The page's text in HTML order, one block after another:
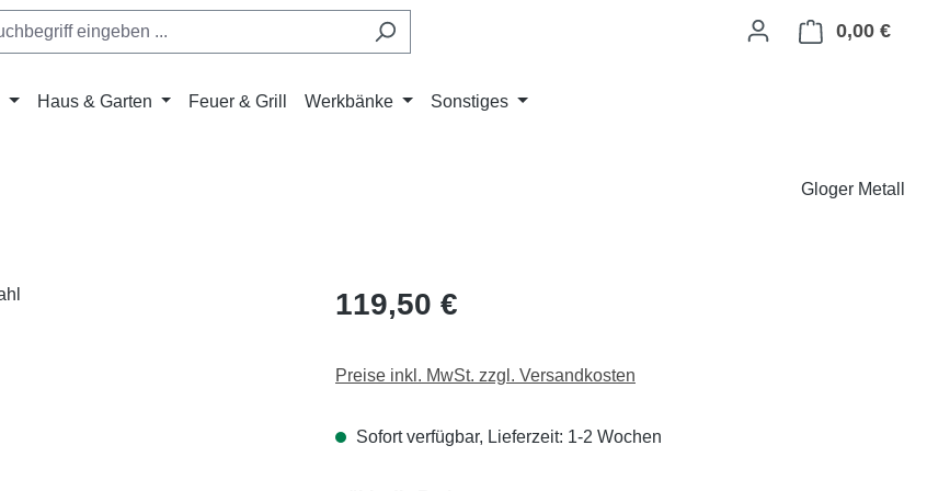
0,00 €
Haus & Garten Feuer & Grill Werkbänke Sonstiges
Gloger Metall
Regulärer Preis:
119,50 €
Preise inkl. MwSt. zzgl. Versandkosten
Sofort verfügbar, Lieferzeit: 1-2 Wochen